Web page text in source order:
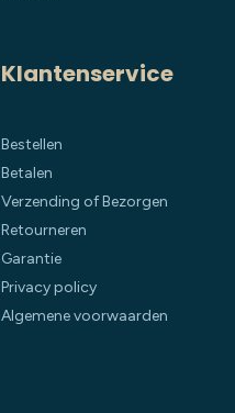
Klantenservice
Bestellen
Betalen
Verzending of Bezorgen
Retourneren
Garantie
Privacy policy
Algemene voorwaarden